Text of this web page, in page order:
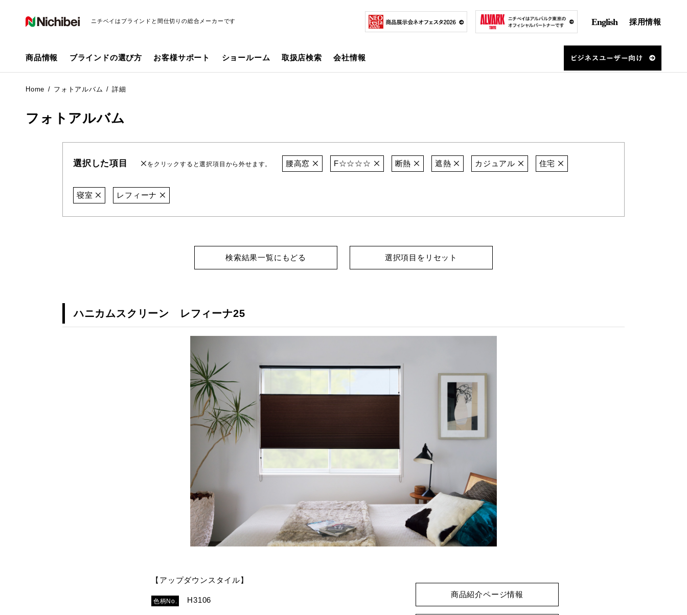
ニチベイはブラインドと間仕切りの総合メーカーです English 採用情報
商品情報 ブラインドの選び方 お客様サポート ショールーム 取扱店検索 会社情報
Home フォトアルバム 詳細
フォトアルバム
選択した項目 をクリックすると選択項目から外せます。 腰高窓 F☆☆☆☆ 断熱 遮熱 カジュアル 住宅
寝室 レフィーナ
検索結果一覧にもどる 選択項目をリセット
ハニカムスクリーン レフィーナ25
【アップダウンスタイル】
色柄No. H3106
商品紹介ページ情報